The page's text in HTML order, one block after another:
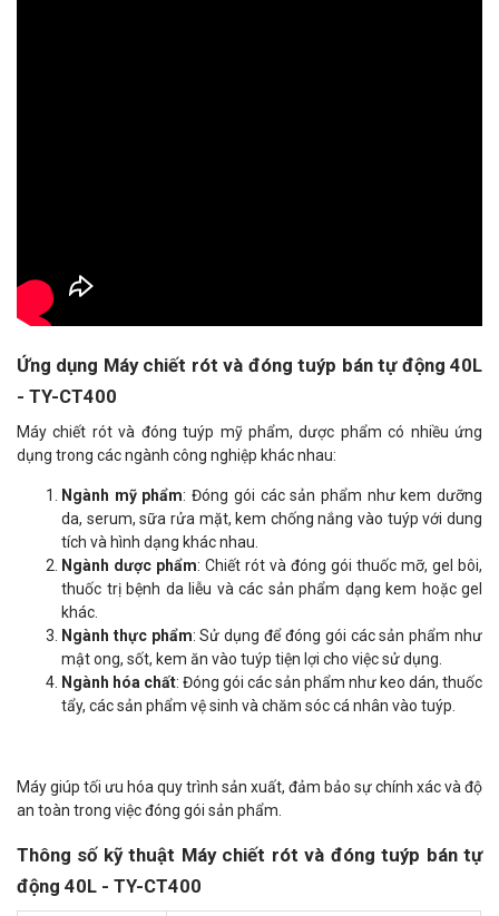
Ứng dụng Máy chiết rót và đóng tuýp bán tự động 40L
- TY-CT400
Máy chiết rót và đóng tuýp mỹ phẩm, dược phẩm có nhiều ứng
dụng trong các ngành công nghiệp khác nhau:
Ngành mỹ phẩm: Đóng gói các sản phẩm như kem dưỡng
da, serum, sữa rửa mặt, kem chống nắng vào tuýp với dung
tích và hình dạng khác nhau.
Ngành dược phẩm: Chiết rót và đóng gói thuốc mỡ, gel bôi,
thuốc trị bệnh da liễu và các sản phẩm dạng kem hoặc gel
khác.
Ngành thực phẩm: Sử dụng để đóng gói các sản phẩm như
mật ong, sốt, kem ăn vào tuýp tiện lợi cho việc sử dụng.
Ngành hóa chất: Đóng gói các sản phẩm như keo dán, thuốc
tẩy, các sản phẩm vệ sinh và chăm sóc cá nhân vào tuýp.
Máy giúp tối ưu hóa quy trình sản xuất, đảm bảo sự chính xác và độ
an toàn trong việc đóng gói sản phẩm.
Thông số kỹ thuật Máy chiết rót và đóng tuýp bán tự
động 40L - TY-CT400